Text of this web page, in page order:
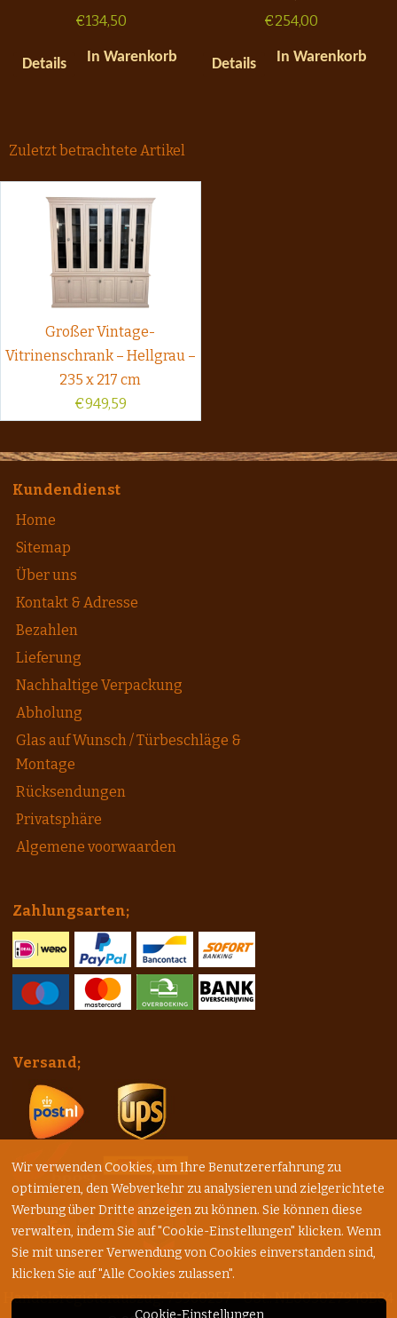
€134,50
Details In Warenkorb
€254,00
Details In Warenkorb
Zuletzt betrachtete Artikel
Großer Vintage-
Vitrinenschrank – Hellgrau –
235 x 217 cm
€949,59
Kundendienst
Home
Sitemap
Über uns
Kontakt & Adresse
Bezahlen
Lieferung
Nachhaltige Verpackung
Abholung
Glas auf Wunsch / Türbeschläge &
Montage
Rücksendungen
Privatsphäre
Algemene voorwaarden
Zahlungsarten;
Versand;
Handelsregisterauszug: 75960257 - USt.: NL003027940B84
Wir verwenden Cookies, um Ihre Benutzererfahrung zu
optimieren, den Webverkehr zu analysieren und zielgerichtete
Werbung über Dritte anzeigen zu können. Sie können diese
verwalten, indem Sie auf "Cookie-Einstellungen" klicken. Wenn
Sie mit unserer Verwendung von Cookies einverstanden sind,
klicken Sie auf "Alle Cookies zulassen".
Cookie-Einstellungen